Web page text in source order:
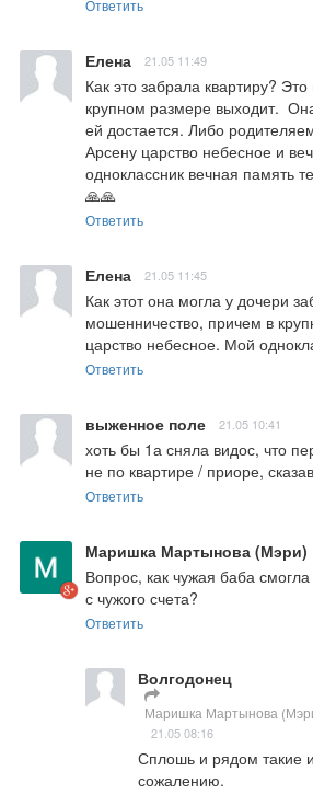
Ответить
Елена 21.05 11:49
Как это забрала квартиру?
крупном размере выходит.
ей достается. Либо
Арсену царство небесное и
одноклассник вечная память
🙏🙏
Ответить
Елена 21.05 11:45
Как этот она могла у дочери
мошенничество, причем в
царство небесное. Мой
Ответить
выженное поле 21.05 10:41
хоть бы 1а сняла видос, что
не по квартире / приоре,
Ответить
Маришка Мартынова (Мэри)
Вопрос, как чужая баба
с чужого счета?
Ответить
Волгодонец
Маришка Мартынова
21.05 08:16
Сплошь и рядом такие
сожалению.